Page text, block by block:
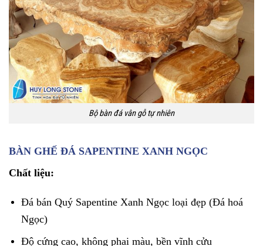
Bộ bàn đá vân gỗ tự nhiên
BÀN GHẾ ĐÁ SAPENTINE XANH NGỌC
Chất liệu:
Đá bán Quý Sapentine Xanh Ngọc loại đẹp (Đá hoá
Ngọc)
Độ cứng cao, không phai màu, bền vĩnh cửu